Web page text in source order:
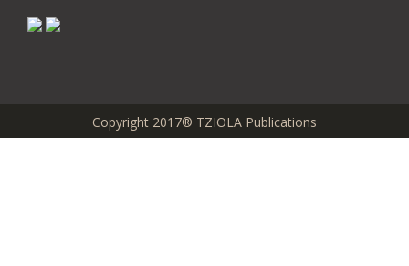
Copyright 2017® TZIOLA Publications